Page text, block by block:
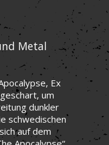
Metal
Ex
um
dunkler
schwedischen
auf dem